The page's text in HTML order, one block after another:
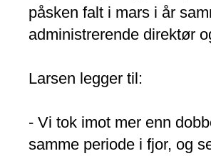
påsken falt i mars i år
administrerende direktør
Larsen legger til:
- Vi tok imot mer enn
samme periode i fjor, og